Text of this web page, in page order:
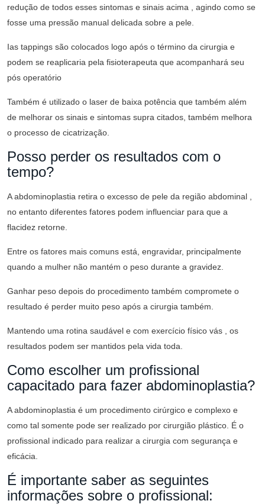
redução de todos esses sintomas e sinais acima , agindo como se
fosse uma pressão manual delicada sobre a pele.
Ias tappings são colocados logo após o término da cirurgia e
podem se reaplicaria pela fisioterapeuta que acompanhará seu
pós operatório
Também é utilizado o laser de baixa potência que também além
de melhorar os sinais e sintomas supra citados, também melhora
o processo de cicatrização.
Posso perder os resultados com o
tempo?
A abdominoplastia retira o excesso de pele da região abdominal ,
no entanto diferentes fatores podem influenciar para que a
flacidez retorne.
Entre os fatores mais comuns está, engravidar, principalmente
quando a mulher não mantém o peso durante a gravidez.
Ganhar peso depois do procedimento também compromete o
resultado é perder muito peso após a cirurgia também.
Mantendo uma rotina saudável e com exercício físico vás , os
resultados podem ser mantidos pela vida toda.
Como escolher um profissional
capacitado para fazer abdominoplastia?
A abdominoplastia é um procedimento cirúrgico e complexo e
como tal somente pode ser realizado por cirurgião plástico. É o
profissional indicado para realizar a cirurgia com segurança e
eficácia.
É importante saber as seguintes
informações sobre o profissional: